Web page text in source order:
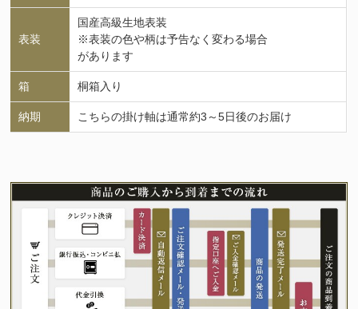
表装
国産高級生地表装
※表装の色や柄は予告なく変わる場合
があります
箱 桐箱入り
納期 こちらの掛け軸は通常約3～5日後のお届け